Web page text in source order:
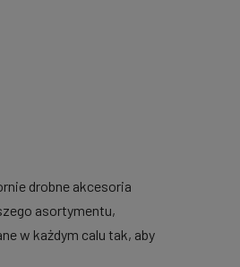
drobne akcesoria
asortymentu,
w każdym calu tak, aby